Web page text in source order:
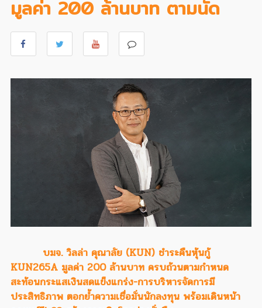
มูลค่า 200 ล้านบาท ตามนัด
บมจ. วิลล่า คุณาลัย (KUN) ชำระคืนหุ้นกู้
KUN265A มูลค่า 200 ล้านบาท ครบถ้วนตามกำหนด
สะท้อนกระแสเงินสดแข็งแกร่ง-การบริหารจัดการมี
ประสิทธิภาพ ตอกย้ำความเชื่อมั่นนักลงทุน พร้อมเดินหน้า